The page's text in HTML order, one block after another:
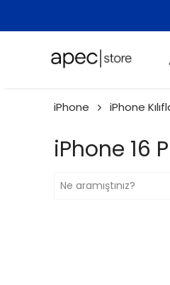
iPhone iPhone
iPhone 16